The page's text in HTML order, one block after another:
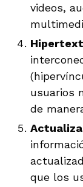
videos,
usuarios
de
que los